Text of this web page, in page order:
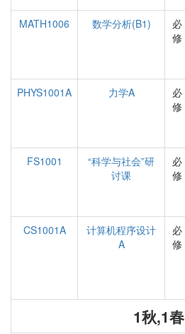
MATH1006
数学分析(B1)
必
修
PHYS1001A
力学A
必
修
FS1001
“科学与社会”研
讨课
必
修
CS1001A
计算机程序设计
A
必
修
1秋,1春